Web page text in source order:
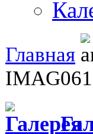
Главная